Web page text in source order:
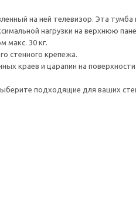
на ней телевизор. Эта
нагрузки на верхнюю
макс. 30 кг.
стенного крепежа.
краев и царапин на
подходящие для ваших